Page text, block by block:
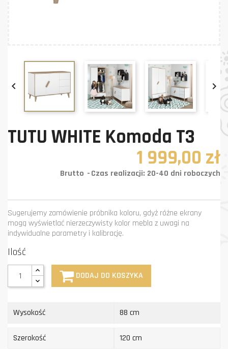
 
TUTU WHITE Komoda T3
1 999,00 zł
Brutto Czas realizacji: 20-40 dni roboczych
Sugerujemy zamówienie próbnika koloru, gdyż różne ekrany
mogą wyświetlać nierzeczywisty kolor mebla z uwagi na
indywidualne parametry i kalibrację.
Ilość
DODAJ DO KOSZYKA
Wysokość 88 cm
Szerokość 120 cm